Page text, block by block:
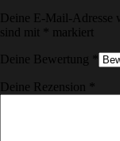
Deine E-Mail-Adresse
sind mit
markiert
Deine Bewertung
Deine Rezension